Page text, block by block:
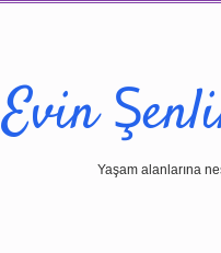
Evin
Yaşam alanlarına